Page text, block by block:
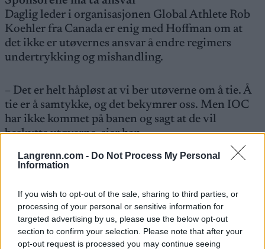
Langrenn.com - Do Not Process My Personal
Information
If you wish to opt-out of the sale, sharing to third parties, or
processing of your personal or sensitive information for
targeted advertising by us, please use the below opt-out
section to confirm your selection. Please note that after your
opt-out request is processed you may continue seeing
Daglig leder i organisasjonen Global Athlete Rob
Koehler fra Canada er enig med Hoffman om at
det ikke er utøvernes ansvar å endre regimers
undertrykking og mishandling.
– Det er helt håpløst at vi ber utøverne om å tie. Å
tie er å samtykke, og det bekymrer oss. Men IOC
har ikke kommet på banen og sagt at de vil
beskytte utøverne, sierhan.
Koehler understreker at det er sponsorene som må
endring i IOC.
– Det er sponsorene og multimilliardærene der
som må stå fram. De kan ikke lenger bare late som